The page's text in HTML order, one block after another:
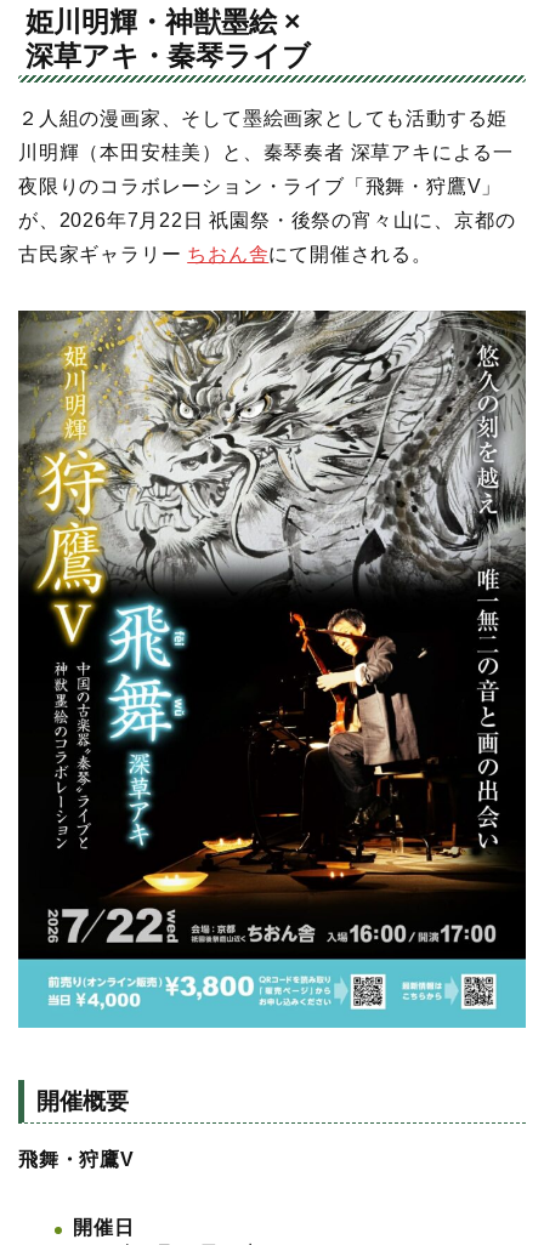
姫川明輝・神獣墨絵 ×
深草アキ・秦琴ライブ
２人組の漫画家、そして墨絵画家としても活動する姫
川明輝（本田安桂美）と、秦琴奏者 深草アキによる一
夜限りのコラボレーション・ライブ「飛舞・狩鷹V」
が、2026年7月22日 祇園祭・後祭の宵々山に、京都の
古民家ギャラリー ちおん舎にて開催される。
開催概要
飛舞・狩鷹V
開催日